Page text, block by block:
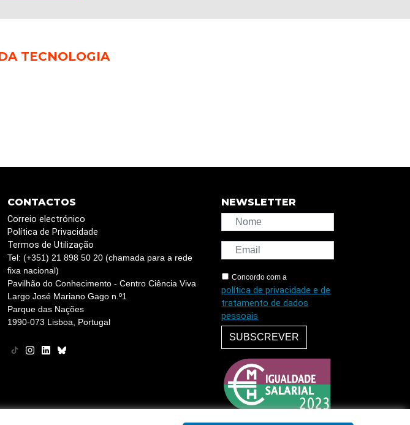
TECNOLOGIA
CONTACTOS
Correio electrónico
Política de Privacidade
Termos de Utilização
Tel: (+351) 21 898 50 20 (chamada para a rede
fixa nacional)
Pavilhão do Conhecimento - Centro Ciência Viva
Largo José Mariano Gago n.º1
Parque das Nações
1990-073 Lisboa, Portugal
NEWSLETTER
Concordo com a
política de privacidade e de
tratamento de dados
pessoais
SUBSCREVER